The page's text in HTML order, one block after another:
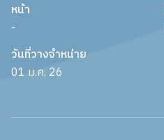
หน้า
-
วันที่วางจำหน่าย
01 ม.ค. 26